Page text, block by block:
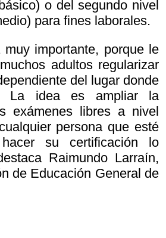
o del segundo nivel
para fines laborales.
muy importante, porque le
adultos regularizar
del lugar donde
La idea es ampliar la
exámenes libres a nivel
persona que esté
su certificación lo
Raimundo Larraín,
de Educación General de